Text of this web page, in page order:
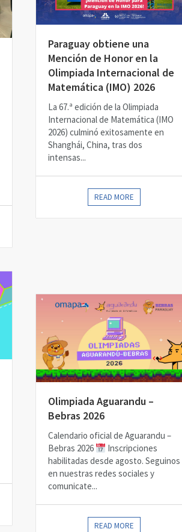
Paraguay obtiene una
Mención de Honor en la
Olimpiada Internacional de
Matemática (IMO) 2026
La 67.ª edición de la Olimpiada
Internacional de Matemática (IMO
2026) culminó exitosamente en
Shanghái, China, tras dos
intensas...
READ MORE
Olimpiada Aguarandu –
Bebras 2026
Calendario oficial de Aguarandu –
Bebras 2026
Inscripciones
habilitadas desde agosto. Seguinos
en nuestras redes sociales y
comunicate...
READ MORE